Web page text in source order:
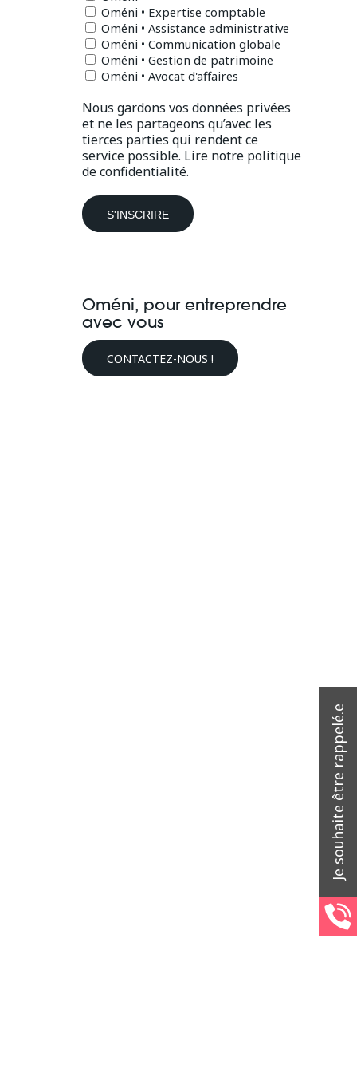
Oméni • Expertise comptable
Oméni • Assistance administrative
Oméni • Communication globale
Oméni • Gestion de patrimoine
Oméni • Avocat d'affaires
Nous gardons vos données privées
et ne les partageons qu’avec les
tierces parties qui rendent ce
service possible. Lire notre politique
de confidentialité.
Oméni, pour entreprendre
avec vous
CONTACTEZ-NOUS !